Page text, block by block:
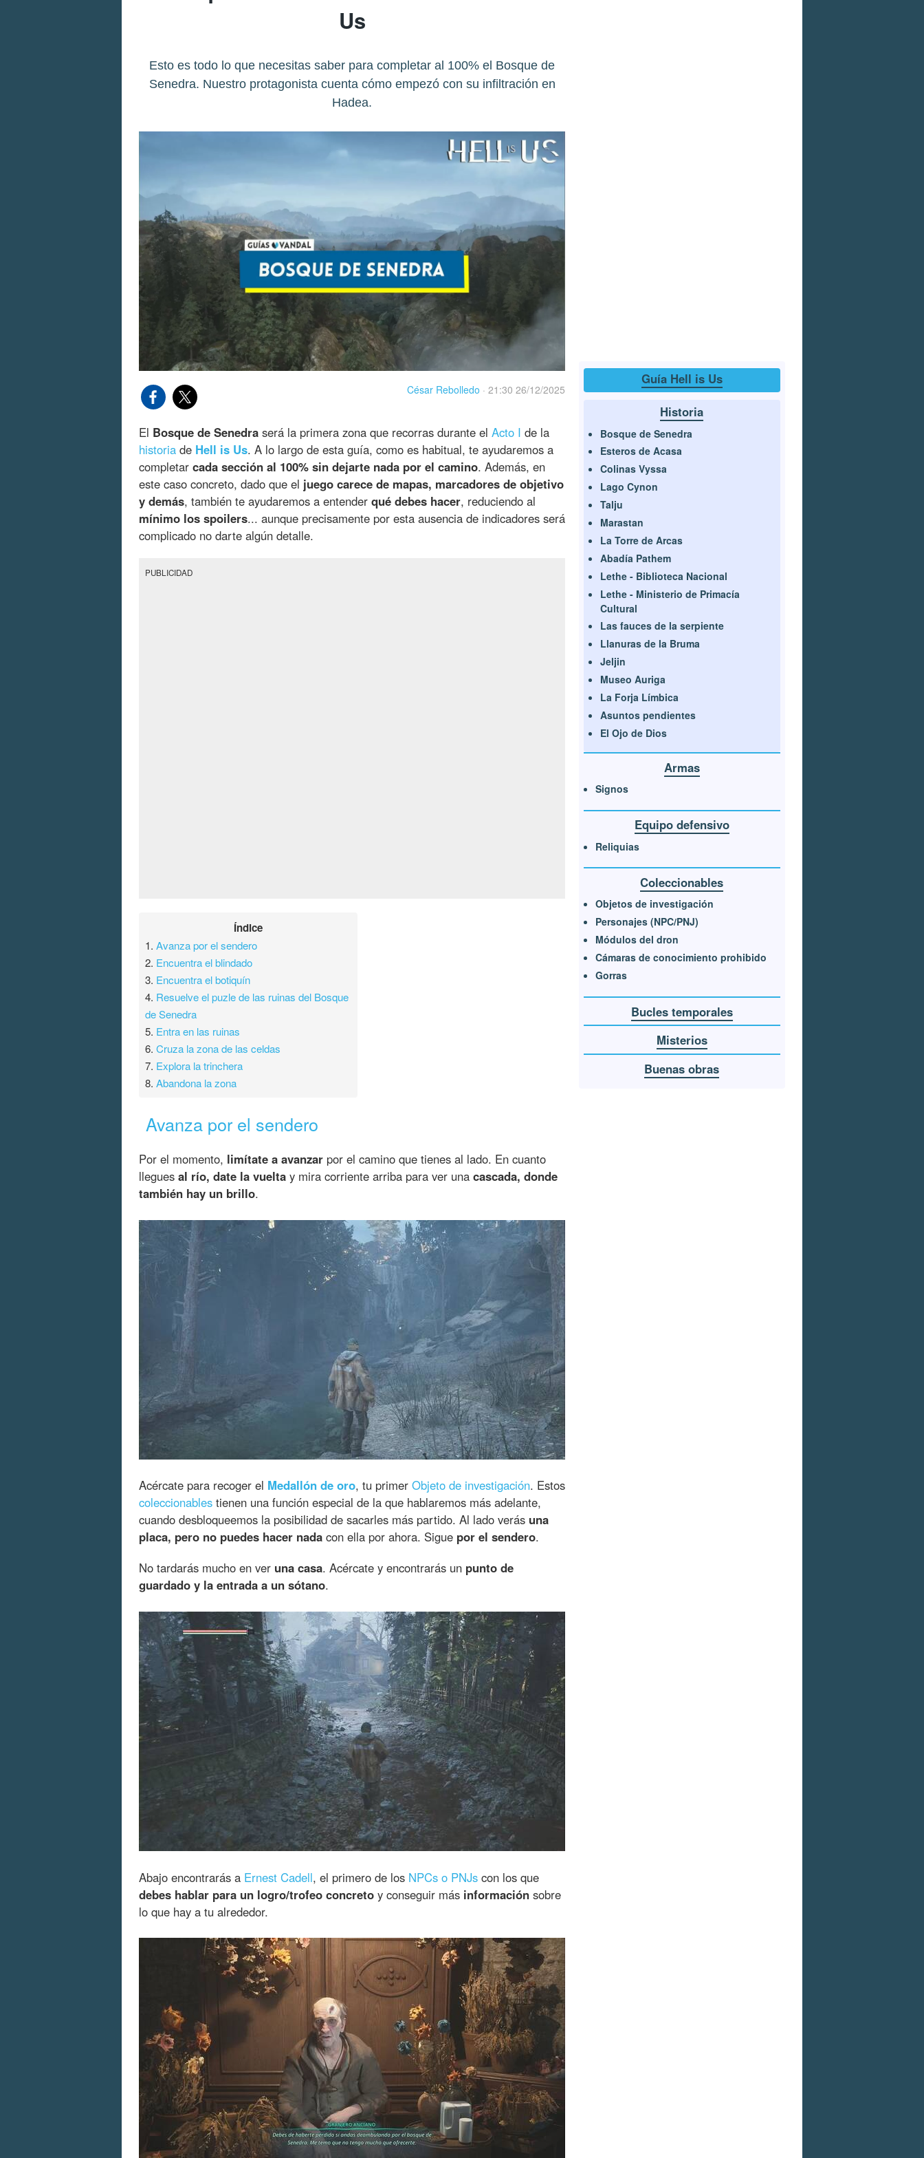
Us
Esto es todo lo que necesitas saber para completar al 100% el Bosque de
Senedra. Nuestro protagonista cuenta cómo empezó con su infiltración en
Hadea.
César Rebolledo · 21:30 26/12/2025
El Bosque de Senedra será la primera zona que recorras durante el Acto I de la
historia de Hell is Us. A lo largo de esta guía, como es habitual, te ayudaremos a
completar cada sección al 100% sin dejarte nada por el camino. Además, en
este caso concreto, dado que el juego carece de mapas, marcadores de objetivo
y demás, también te ayudaremos a entender qué debes hacer, reduciendo al
mínimo los spoilers... aunque precisamente por esta ausencia de indicadores será
complicado no darte algún detalle.
PUBLICIDAD
Índice
1.Avanza por el sendero
2. Encuentra el blindado
3. Encuentra el botiquín
4. Resuelve el puzle de las ruinas del Bosque
de Senedra
5. Entra en las ruinas
6.Cruza la zona de las celdas
7. Explora la trinchera
8.Abandona la zona
Avanza por el sendero
Por el momento, limítate a avanzar por el camino que tienes al lado. En cuanto
llegues al río, date la vuelta y mira corriente arriba para ver una cascada, donde
también hay un brillo.
Acércate para recoger el Medallón de oro, tu primer Objeto de investigación. Estos
coleccionables tienen una función especial de la que hablaremos más adelante,
cuando desbloqueemos la posibilidad de sacarles más partido. Al lado verás una
placa, pero no puedes hacer nada con ella por ahora. Sigue por el sendero.
No tardarás mucho en ver una casa. Acércate y encontrarás un punto de
guardado y la entrada a un sótano.
Abajo encontrarás a Ernest Cadell, el primero de los NPCs o PNJs con los que
debes hablar para un logro/trofeo concreto y conseguir más información sobre
lo que hay a tu alrededor.
Guía Hell is Us
Historia
Bosque de Senedra
Esteros de Acasa
Colinas Vyssa
Lago Cynon
Talju
Marastan
La Torre de Arcas
Abadía Pathem
Lethe - Biblioteca Nacional
Lethe - Ministerio de Primacía
Cultural
Las fauces de la serpiente
Llanuras de la Bruma
Jeljin
Museo Auriga
La Forja Límbica
Asuntos pendientes
El Ojo de Dios
Armas
Signos
Equipo defensivo
Reliquias
Coleccionables
Objetos de investigación
Personajes (NPC/PNJ)
Módulos del dron
Cámaras de conocimiento prohibido
Gorras
Bucles temporales
Misterios
Buenas obras